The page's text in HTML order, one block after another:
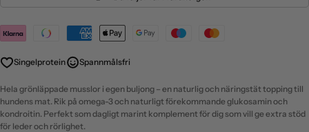
Payment
methods
Singelprotein Spannmålsfri
Hela grönläppade musslor i egen buljong – en naturlig och näringstät topping till
hundens mat. Rik på omega-3 och naturligt förekommande glukosamin och
kondroitin. Perfekt som dagligt marint komplement för dig som vill ge extra stöd
för leder och rörlighet.